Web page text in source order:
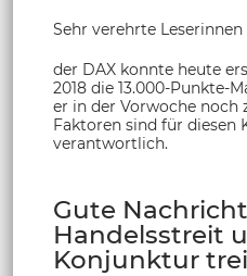
Sehr verehrte Leserinnen
der DAX konnte heute
2018 die 13.000-Punkte-
er in der Vorwoche noch
Faktoren sind für diesen
verantwortlich.
Gute
Handelsstreit
Konjunktur